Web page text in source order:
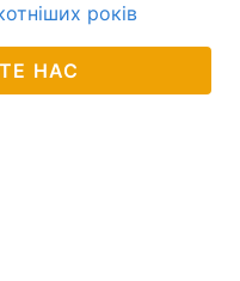
років
НАС